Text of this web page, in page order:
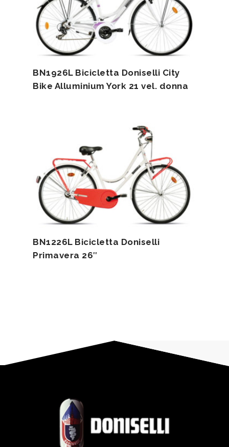
BN1926L Bicicletta Doniselli City
Bike Alluminium York 21 vel. donna
BN1226L Bicicletta Doniselli
Primavera 26″